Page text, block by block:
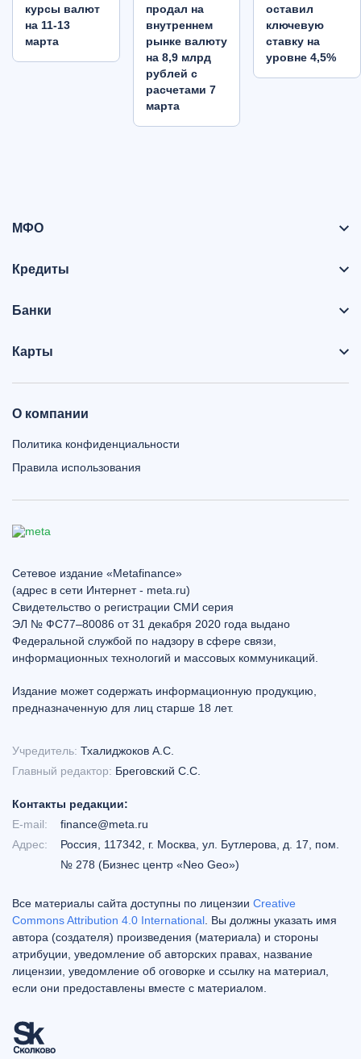
курсы валют
на 11-13
марта
продал на
внутреннем
рынке валюту
на 8,9 млрд
рублей с
расчетами 7
марта
оставил
ключевую
ставку на
уровне 4,5%
МФО
Кредиты
Банки
Карты
О компании
Политика конфиденциальности
Правила использования
Сетевое издание «Metafinance»
(адрес в сети Интернет - meta.ru)
Свидетельство о регистрации СМИ серия
ЭЛ № ФС77–80086 от 31 декабря 2020 года выдано
Федеральной службой по надзору в сфере связи,
информационных технологий и массовых коммуникаций.
Издание может содержать информационную продукцию,
предназначенную для лиц старше 18 лет.
Учредитель: Тхалиджоков А.С.
Главный редактор: Бреговский С.С.
Контакты редакции:
E-mail:
finance@meta.ru
Адрес:
Россия, 117342, г. Москва, ул. Бутлерова, д. 17, пом.
№ 278 (Бизнес центр «Neo Geo»)
Все материалы сайта доступны по лицензии Creative
Commons Attribution 4.0 International . Вы должны указать имя
автора (создателя) произведения (материала) и стороны
атрибуции, уведомление об авторских правах, название
лицензии, уведомление об оговорке и ссылку на материал,
если они предоставлены вместе с материалом.